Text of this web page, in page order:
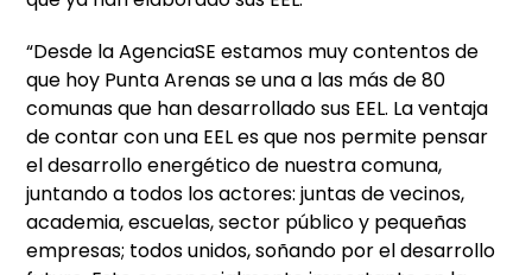
“Desde la AgenciaSE estamos muy contentos de
que hoy Punta Arenas se una a las más de 80
comunas que han desarrollado sus EEL. La ventaja
de contar con una EEL es que nos permite pensar
el desarrollo energético de nuestra comuna,
juntando a todos los actores: juntas de vecinos,
academia, escuelas, sector público y pequeñas
empresas; todos unidos, soñando por el desarrollo